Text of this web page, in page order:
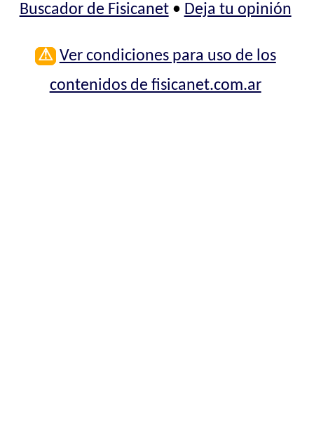
Buscador de Fisicanet• Deja tu opinión
⚠ Ver condiciones para uso de los
contenidos de fisicanet.com.ar